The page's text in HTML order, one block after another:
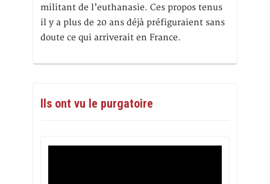
militant de l’euthanasie. Ces propos tenus
il y a plus de 20 ans déjà préfiguraient sans
doute ce qui arriverait en France.
Ils ont vu le purgatoire